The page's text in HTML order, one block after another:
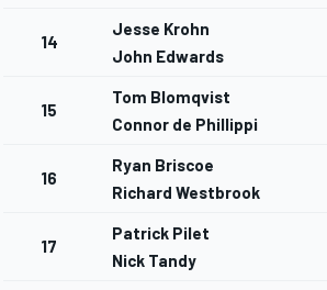
14
Jesse Krohn
John Edwards
15
Tom Blomqvist
Connor de Phillippi
16
Ryan Briscoe
Richard Westbrook
17
Patrick Pilet
Nick Tandy